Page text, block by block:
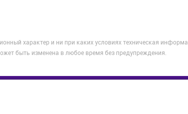
характер и ни при каких условиях техническая
быть изменена в любое время без предупреждения.